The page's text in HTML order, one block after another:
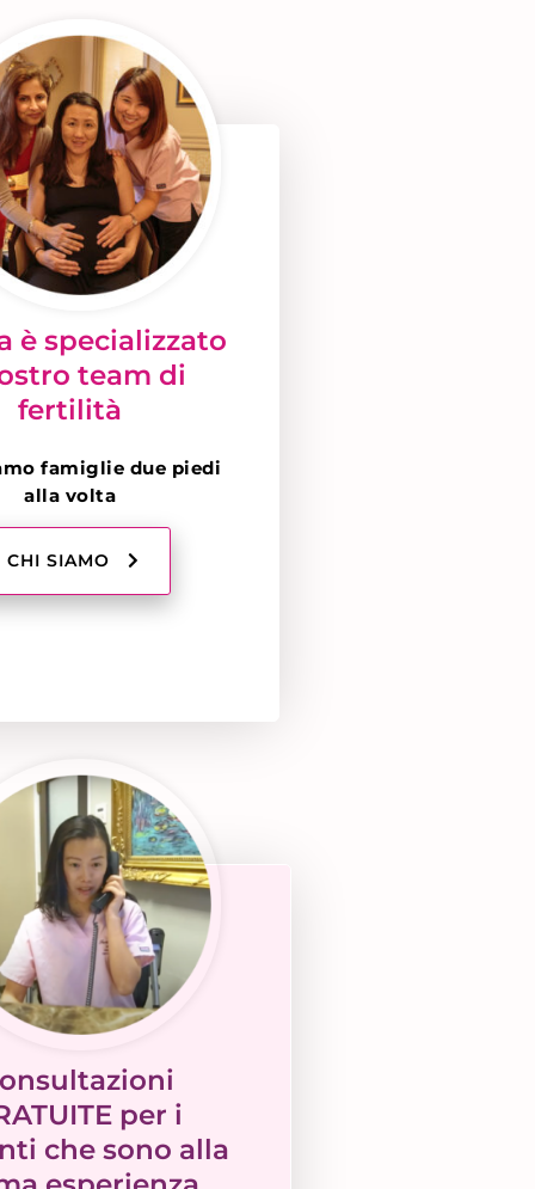
è specializzato
team di
fertilità
famiglie due piedi
alla volta
CHI SIAMO
per i
che sono alla